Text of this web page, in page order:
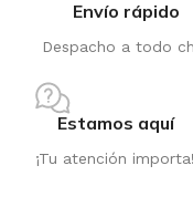
Envío rápido
Despacho a todo
Estamos aquí
¡Tu atención importa!